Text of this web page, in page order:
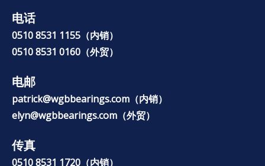
电话
0510 8531 1155（内销）
0510 8531 0160（外贸）
电邮
patrick@wgbbearings.com （内销）
elyn@wgbbearings.com （外贸）
传真
0510 8531 1720（内销）